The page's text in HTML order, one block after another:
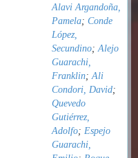
Alavi Argandoña,
Pamela; Conde
López,
Secundino;Alejo
Guarachi,
Franklin;Ali
Condori, David;
Quevedo
Gutiérrez,
Adolfo; Espejo
Guarachi,